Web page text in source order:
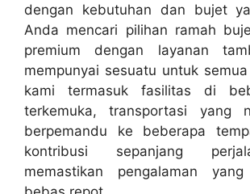
dengan kebutuhan dan bujet
Anda mencari pilihan ramah
premium dengan layanan
mempunyai sesuatu untuk
kami termasuk fasilitas di
terkemuka, transportasi yang
berpemandu ke beberapa
kontribusi sepanjang
memastikan pengalaman